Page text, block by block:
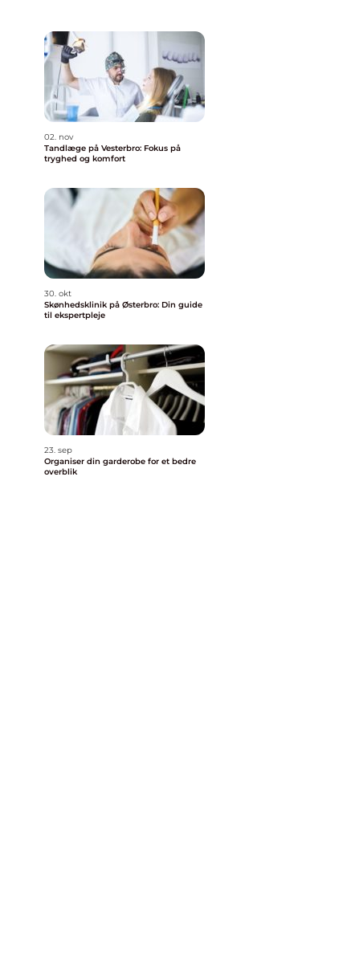
02. nov
Tandlæge på Vesterbro: Fokus på
tryghed og komfort
30. okt
Skønhedsklinik på Østerbro: Din guide
til ekspertpleje
23. sep
Organiser din garderobe for et bedre
overblik